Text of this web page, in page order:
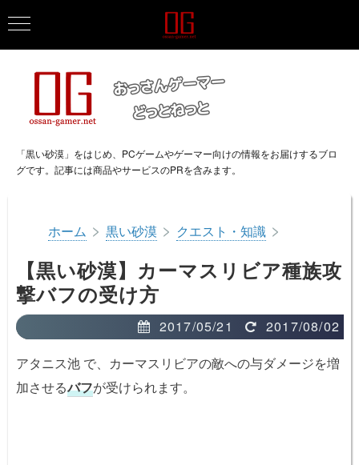
「黒い砂漠」をはじめ、PCゲームやゲーマー向けの情報をお届けするブロ
グです。記事には商品やサービスのPRを含みます。
ホーム > 黒い砂漠 > クエスト・知識 >
【黒い砂漠】カーマスリビア種族攻
撃バフの受け方
2017/05/21
2017/08/02
アタニス池 で、カーマスリビアの敵への与ダメージを増
加させるバフが受けられます。